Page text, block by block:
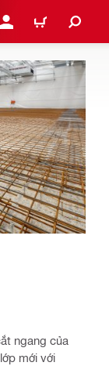
NHẬP HOẶC
GIỎ HÀNG
ngang của
mới với